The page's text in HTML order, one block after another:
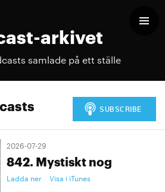
arkivet
samlade på ett ställe
2026-07-29
842. Mystiskt nog
Ladda ner Visa i iTunes